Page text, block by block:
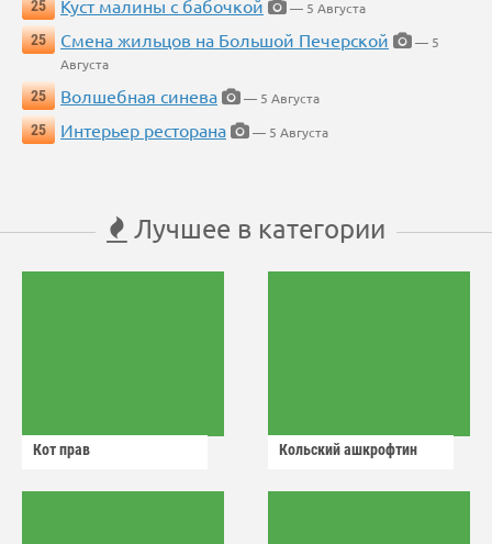
25
Куст малины с бабочкой
— 5 Августа
25
Смена жильцов на Большой Печерской
— 5
Августа
25
Волшебная синева
— 5 Августа
25
Интерьер ресторана — 5 Августа
Лучшее в категории
Кот прав Кольский ашкрофтин